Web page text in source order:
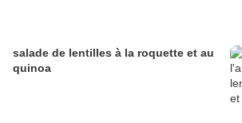
salade de lentilles à la roquette et au
quinoa